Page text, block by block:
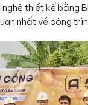
thiết kế bằng
nhất về công